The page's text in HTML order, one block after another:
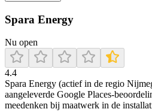
Spara Energy
Nu open
4.4
Spara Energy (actief in de regio
aangeleverde Google Places-
meedenken bij maatwerk in de